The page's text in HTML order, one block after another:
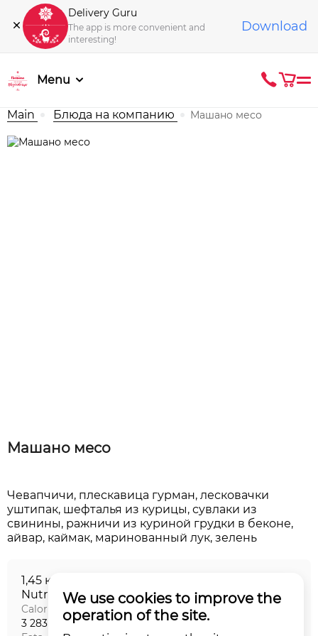
Delivery Guru
The app is more convenient and
interesting!
Download
Menu
Main Блюда на компанию Машано месо
Машано месо
Чевапчичи, плескавица гурман, лесковачки
уштипак, шефталья из курицы, сувлаки из
свинины, ражничи из куриной грудки в беконе,
1,45 кг
Nutritional value на порцию
Calories
3 283 kCal
Proteins
234,29 г
We use cookies to improve the
operation of the site.